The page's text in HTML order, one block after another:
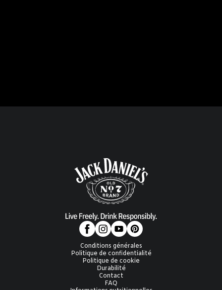
Conditions générales
Politique de confidentialité
Politique de cookie
Durabilité
Contact
FAQ